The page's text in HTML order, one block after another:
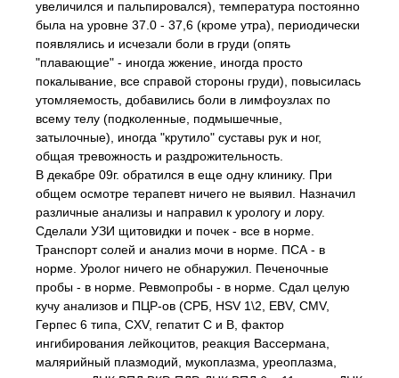
увеличился и пальпировался), температура постоянно
была на уровне 37.0 - 37,6 (кроме утра), периодически
появлялись и исчезали боли в груди (опять
"плавающие" - иногда жжение, иногда просто
покалывание, все справой стороны груди), повысилась
утомляемость, добавились боли в лимфоузлах по
всему телу (подколенные, подмышечные,
затылочные), иногда "крутило" суставы рук и ног,
общая тревожность и раздрожительность.
В декабре 09г. обратился в еще одну клинику. При
общем осмотре терапевт ничего не выявил. Назначил
различные анализы и направил к урологу и лору.
Сделали УЗИ щитовидки и почек - все в норме.
Транспорт солей и анализ мочи в норме. ПСА - в
норме. Уролог ничего не обнаружил. Печеночные
пробы - в норме. Ревмопробы - в норме. Сдал целую
кучу анализов и ПЦР-ов (СРБ, HSV 1\2, EBV, CMV,
Герпес 6 типа, CXV, гепатит С и В, фактор
ингибирования лейкоцитов, реакция Вассермана,
малярийный плазмодий, мукоплазма, уреоплазма,